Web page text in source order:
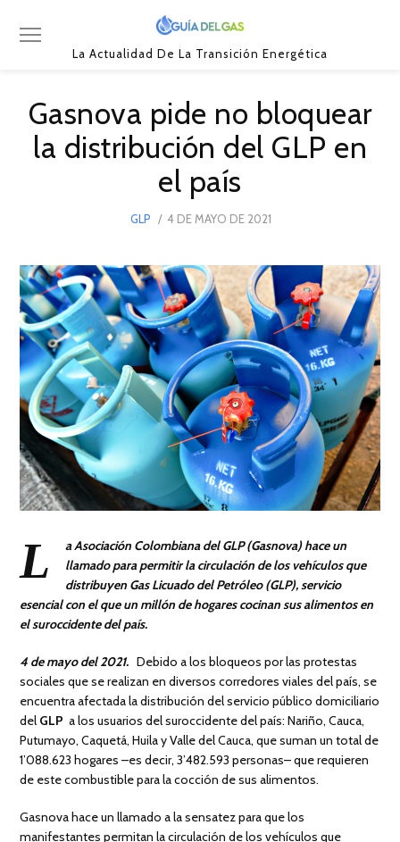
La Actualidad De La Transición Energética
Gasnova pide no bloquear
la distribución del GLP en
el país
GLP
POSTED
4 DE MAYO DE 2021
DE
2021
L
a Asociación Colombiana del GLP (Gasnova) hace un
llamado para permitir la circulación de los vehículos que
distribuyen Gas Licuado del Petróleo (GLP), servicio
esencial con el que un millón de hogares cocinan sus alimentos en
el suroccidente del país.
4 de mayo del 2021. Debido a los bloqueos por las protestas
sociales que se realizan en diversos corredores viales del país, se
encuentra afectada la distribución del servicio público domiciliario
del GLP a los usuarios del suroccidente del país: Nariño, Cauca,
Putumayo, Caquetá, Huila y Valle del Cauca, que suman un total de
1’088.623 hogares –es decir, 3’482.593 personas– que requieren
de este combustible para la cocción de sus alimentos.
Gasnova hace un llamado a la sensatez para que los
manifestantes permitan la circulación de los vehículos que